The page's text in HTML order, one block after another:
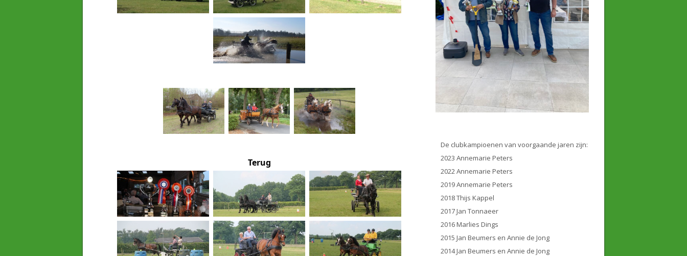
Terug
De clubkampioenen van voorgaande jaren zijn:
2023 Annemarie Peters
2022 Annemarie Peters
2019 Annemarie Peters
2018 Thijs Kappel
2017 Jan Tonnaeer
2016 Marlies Dings
2015 Jan Beumers en Annie de Jong
2014 Jan Beumers en Annie de Jong